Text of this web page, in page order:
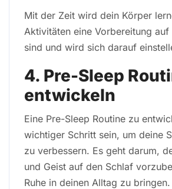
Mit der Zeit wird dein Körper
Aktivitäten eine Vorbereitung
sind und wird sich darauf
4. Pre-Sleep
entwickeln
Eine Pre-Sleep Routine zu
wichtiger Schritt sein, um deine
zu verbessern. Es geht darum,
und Geist auf den Schlaf
Ruhe in deinen Alltag zu bringen.